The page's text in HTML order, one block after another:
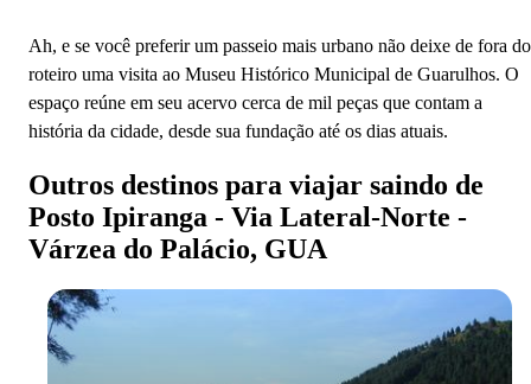
Ah, e se você preferir um passeio mais urbano não deixe de fora do
roteiro uma visita ao Museu Histórico Municipal de Guarulhos. O
espaço reúne em seu acervo cerca de mil peças que contam a
história da cidade, desde sua fundação até os dias atuais.
Outros destinos para viajar saindo de
Posto Ipiranga - Via Lateral-Norte -
Várzea do Palácio, GUA